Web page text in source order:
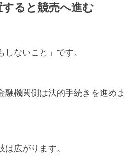
すると競売へ進む
ないこと」です。
融機関側は法的手続きを進めま
広がります。